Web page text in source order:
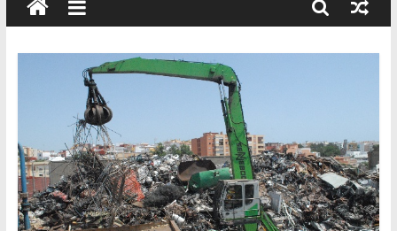
–
Precio
de
Chatarra
Directorio